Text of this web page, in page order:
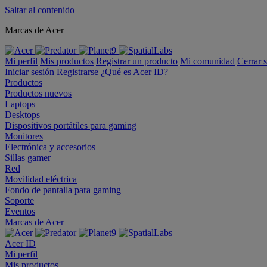
Saltar al contenido
Marcas de Acer
Mi perfil Mis productos Registrar un producto Mi comunidad Cerrar
Iniciar sesión Registrarse ¿Qué es Acer ID?
Productos
Productos nuevos
Laptops
Desktops
Dispositivos portátiles para gaming
Monitores
Electrónica y accesorios
Sillas gamer
Red
Movilidad eléctrica
Fondo de pantalla para gaming
Soporte
Eventos
Marcas de Acer
Acer ID
Mi perfil
Mis productos